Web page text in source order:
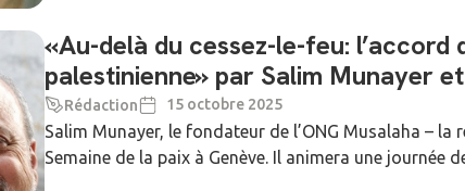
«Au-delà du cessez-le-feu:
palestinienne» par Salim Munayer
Rédaction 15 octobre 2025
Salim Munayer, le fondateur de l’ONG Musalaha –
Semaine de la paix à Genève. Il animera une journée